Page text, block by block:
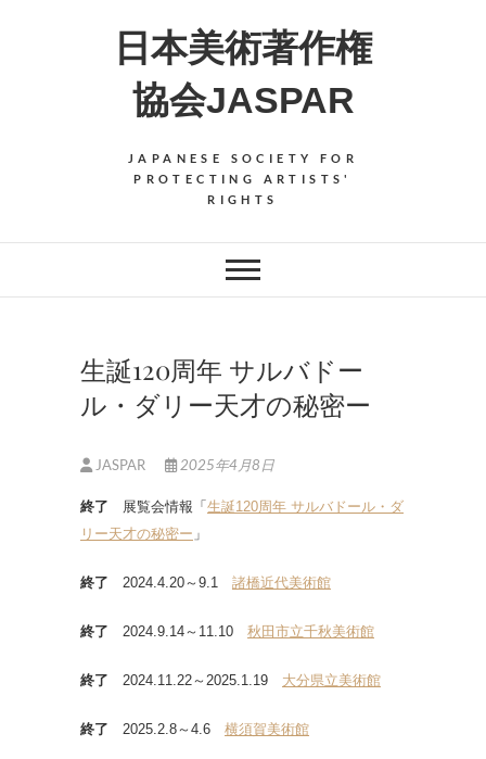
日本美術著作権
協会JASPAR
JAPANESE SOCIETY FOR
PROTECTING ARTISTS'
RIGHTS
生誕120周年 サルバドー
ル・ダリー天才の秘密ー
JASPAR 2025年4月8日
終了 展覧会情報「 生誕120周年 サルバドール・ダ
リー天才の秘密ー 」
終了 2024.4.20～9.1 諸橋近代美術館
終了 2024.9.14～11.10 秋田市立千秋美術館
終了 2024.11.22～2025.1.19 大分県立美術館
終了 2025.2.8～4.6 横須賀美術館